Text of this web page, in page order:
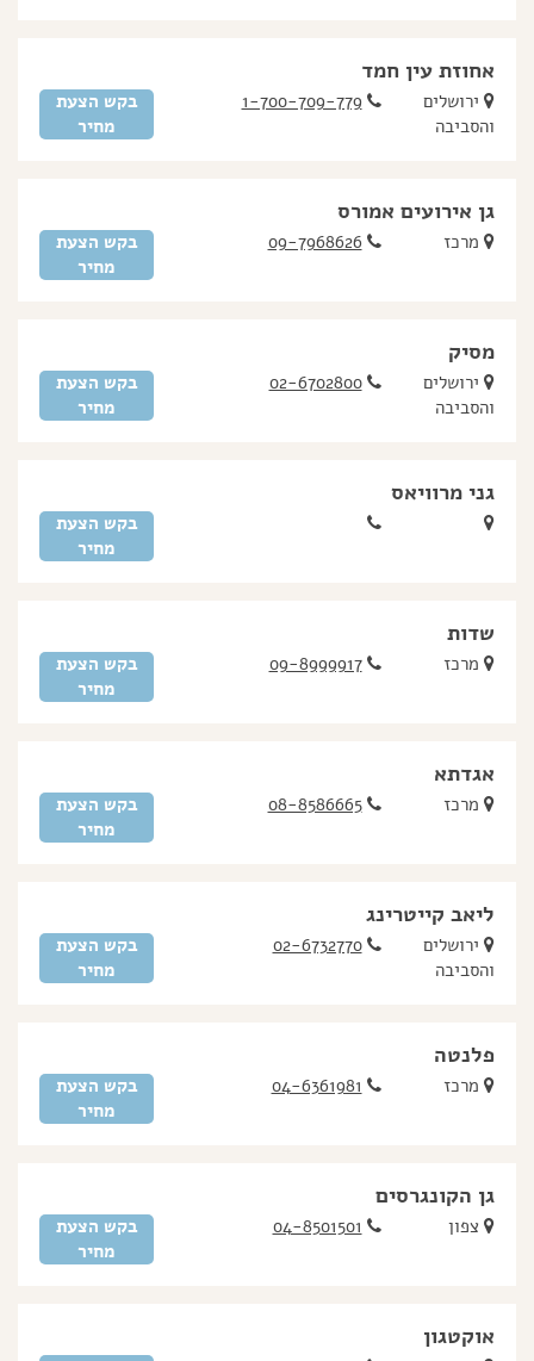
אחוזת עין חמד
ירושלים
והסביבה
1-700-709-779
בקש הצעת
מחיר
גן אירועים אמורס
מרכז 09-7968626
בקש הצעת
מחיר
מסיק
ירושלים
והסביבה
02-6702800
בקש הצעת
מחיר
גני מרוויאס
בקש הצעת
מחיר
שדות
מרכז 09-8999917
בקש הצעת
מחיר
אגדתא
מרכז 08-8586665
בקש הצעת
מחיר
ליאב קייטרינג
ירושלים
והסביבה
02-6732770
בקש הצעת
מחיר
פלנטה
מרכז 04-6361981
בקש הצעת
מחיר
גן הקונגרסים
צפון 04-8501501
בקש הצעת
מחיר
אוקטגון